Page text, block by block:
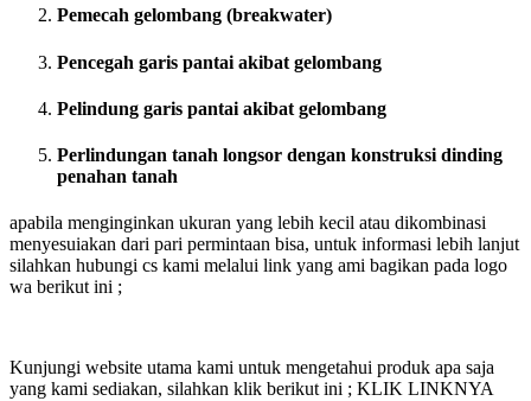
Pemecah gelombang (breakwater)
Pencegah garis pantai akibat gelombang
Pelindung garis pantai akibat gelombang
Perlindungan tanah longsor dengan konstruksi dinding
penahan tanah
apabila menginginkan ukuran yang lebih kecil atau dikombinasi
menyesuiakan dari pari permintaan bisa, untuk informasi lebih lanjut
silahkan hubungi cs kami melalui link yang ami bagikan pada logo
wa berikut ini ;
Kunjungi website utama kami untuk mengetahui produk apa saja
yang kami sediakan, silahkan klik berikut ini ; KLIK LINKNYA